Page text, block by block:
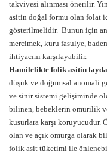
takviyesi alınması önerilir.
asitin doğal formu olan folat
gösterilmelidir. Bunun için
mercimek, kuru fasulye,
ihtiyacını karşılayabilir.
Hamilelikte folik asitin
düşük ve doğumsal anomali
ve sinir sistemi gelişiminde
bilinen, bebeklerin omurilik
kusurlara karşı koruyucudur.
olan ve açık omurga olarak
folik asit tüketimi ile